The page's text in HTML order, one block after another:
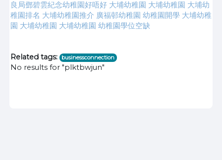
良局鄧碧雲紀念幼稚園好唔好 大埔幼稚園 大埔幼稚園 大埔幼
稚園排名 大埔幼稚園推介 廣福邨幼稚園 幼稚園開學 大埔幼稚
園 大埔幼稚園 大埔幼稚園 幼稚園學位空缺
Related tags: businessconnection
No results for "plktbwjun"